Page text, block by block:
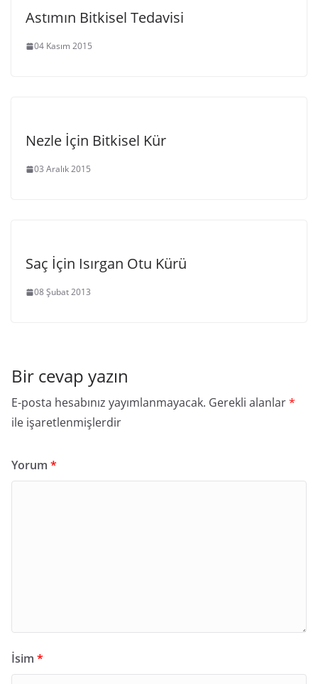
Astımın Bitkisel Tedavisi
04 Kasım 2015
Nezle İçin Bitkisel Kür
03 Aralık 2015
Saç İçin Isırgan Otu Kürü
08 Şubat 2013
Bir cevap yazın
E-posta hesabınız yayımlanmayacak. Gerekli alanlar*
ile işaretlenmişlerdir
Yorum *
İsim *